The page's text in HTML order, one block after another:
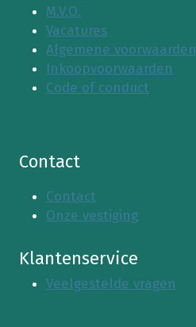
M.V.O.
Vacatures
Algemene voorwaarden
Inkoopvoorwaarden
Code of conduct
Contact
Contact
Onze vestiging
Klantenservice
Veelgestelde vragen